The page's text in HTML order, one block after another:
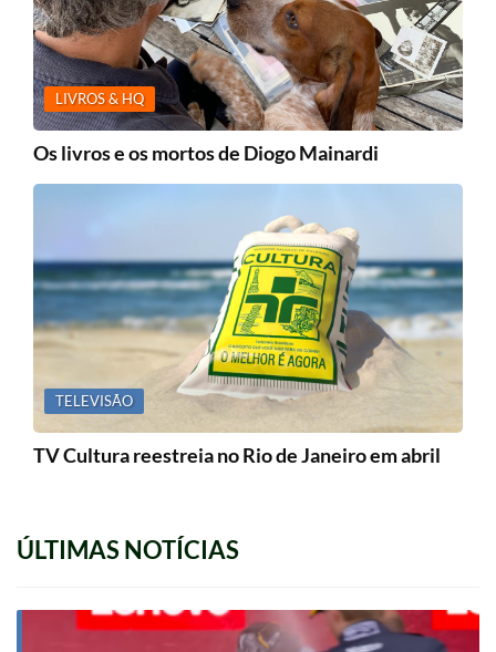
LIVROS & HQ
Os livros e os mortos de Diogo Mainardi
TELEVISÃO
TV Cultura reestreia no Rio de Janeiro em abril
ÚLTIMAS NOTÍCIAS